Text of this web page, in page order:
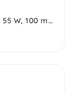
SAL CX 404 2 utas hangszórópár, 2 x 55 W, 100 mm, 4 Ohm, magas és mélyközép